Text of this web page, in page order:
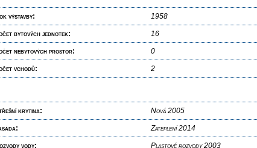
výstavby: 1958
bytových jednotek: 16
nebytových prostor: 0
vchodů: 2
krytina: Nová 2005
Zateplení 2014
vody: Plastové rozvody 2003